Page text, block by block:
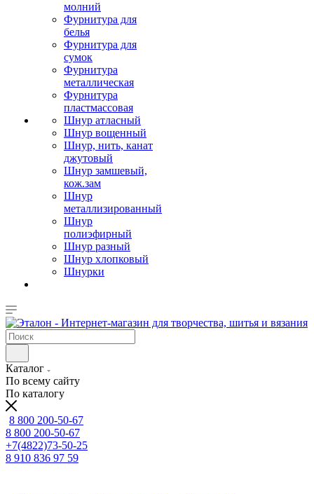
молний
Фурнитура для
белья
Фурнитура для
сумок
Фурнитура
металлическая
Фурнитура
пластмассовая
Шнур атласный
Шнур вощенный
Шнур, нить, канат
джутовый
Шнур замшевый,
кож.зам
Шнур
металлизированный
Шнур
полиэфирный
Шнур разный
Шнур хлопковый
Шнурки
Каталог
По всему сайту
По каталогу
8 800 200-50-67
8 800 200-50-67
+7(4822)73-50-25
8 910 836 97 59